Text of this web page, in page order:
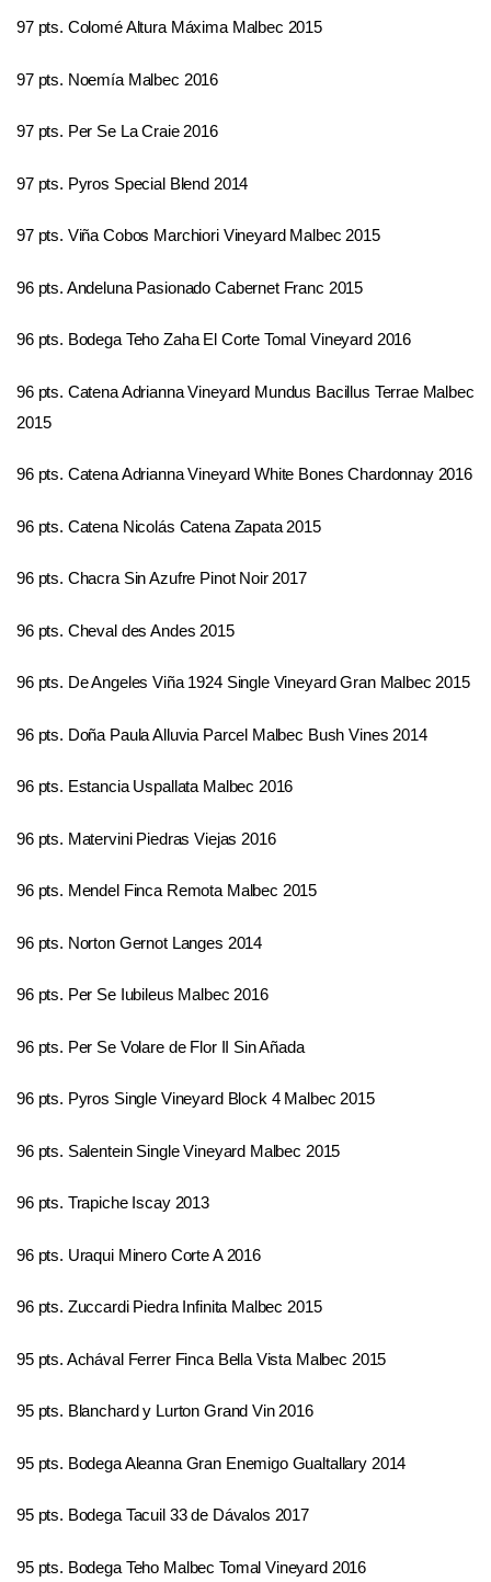
97 pts. Colomé Altura Máxima Malbec 2015
97 pts. Noemía Malbec 2016
97 pts. Per Se La Craie 2016
97 pts. Pyros Special Blend 2014
97 pts. Viña Cobos Marchiori Vineyard Malbec 2015
96 pts. Andeluna Pasionado Cabernet Franc 2015
96 pts. Bodega Teho Zaha El Corte Tomal Vineyard 2016
96 pts. Catena Adrianna Vineyard Mundus Bacillus Terrae Malbec
2015
96 pts. Catena Adrianna Vineyard White Bones Chardonnay 2016
96 pts. Catena Nicolás Catena Zapata 2015
96 pts. Chacra Sin Azufre Pinot Noir 2017
96 pts. Cheval des Andes 2015
96 pts. De Angeles Viña 1924 Single Vineyard Gran Malbec 2015
96 pts. Doña Paula Alluvia Parcel Malbec Bush Vines 2014
96 pts. Estancia Uspallata Malbec 2016
96 pts. Matervini Piedras Viejas 2016
96 pts. Mendel Finca Remota Malbec 2015
96 pts. Norton Gernot Langes 2014
96 pts. Per Se Iubileus Malbec 2016
96 pts. Per Se Volare de Flor II Sin Añada
96 pts. Pyros Single Vineyard Block 4 Malbec 2015
96 pts. Salentein Single Vineyard Malbec 2015
96 pts. Trapiche Iscay 2013
96 pts. Uraqui Minero Corte A 2016
96 pts. Zuccardi Piedra Infinita Malbec 2015
95 pts. Achával Ferrer Finca Bella Vista Malbec 2015
95 pts. Blanchard y Lurton Grand Vin 2016
95 pts. Bodega Aleanna Gran Enemigo Gualtallary 2014
95 pts. Bodega Tacuil 33 de Dávalos 2017
95 pts. Bodega Teho Malbec Tomal Vineyard 2016